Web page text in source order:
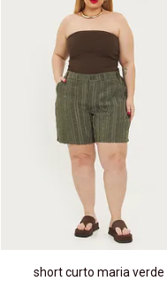
short curto maria verde